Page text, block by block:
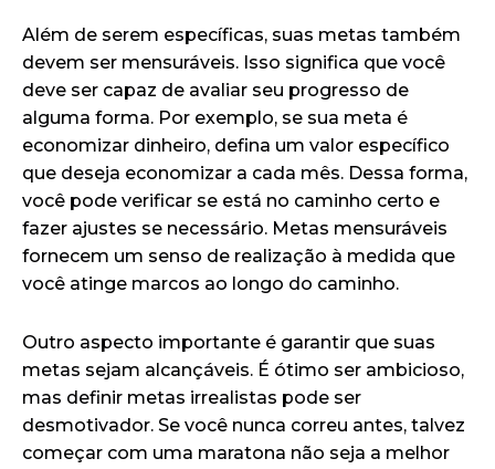
Além de serem específicas, suas metas também
devem ser mensuráveis. Isso significa que você
deve ser capaz de avaliar seu progresso de
alguma forma. Por exemplo, se sua meta é
economizar dinheiro, defina um valor específico
que deseja economizar a cada mês. Dessa forma,
você pode verificar se está no caminho certo e
fazer ajustes se necessário. Metas mensuráveis
fornecem um senso de realização à medida que
você atinge marcos ao longo do caminho.
Outro aspecto importante é garantir que suas
metas sejam alcançáveis. É ótimo ser ambicioso,
mas definir metas irrealistas pode ser
desmotivador. Se você nunca correu antes, talvez
começar com uma maratona não seja a melhor